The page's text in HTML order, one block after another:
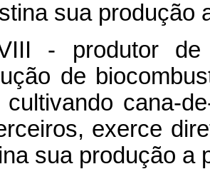
sua produção
- produtor de
de
cultivando cana-
exerce
sua produção a